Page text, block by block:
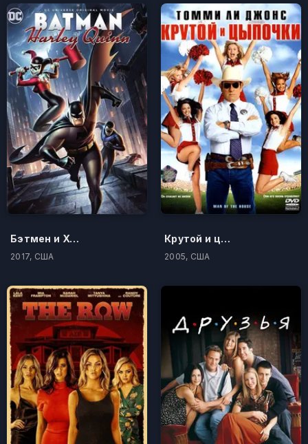
Бэтмен и Харли Квинн
2017, США
Крутой и цыпочки
2005, США